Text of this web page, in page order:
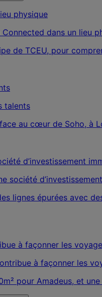
dans un lieu
de TCEU, pour
talents
au cœur de Soho,
société
lignes épurées avec
à façonner les
pour Amadeus, et